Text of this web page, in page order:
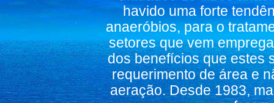
havido uma forte
anaeróbios, para o
setores que vem
dos benefícios que estes
requerimento de área e
aeração. Desde 1983,